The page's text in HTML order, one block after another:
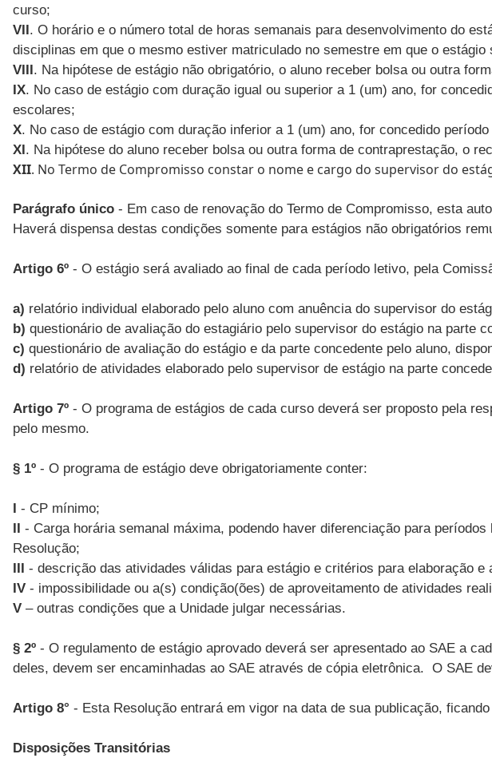
curso;
VII. O horário e o número total de horas semanais para desenvolvimento do
disciplinas em que o mesmo estiver matriculado no semestre em que o estágio
VIII. Na hipótese de estágio não obrigatório, o aluno receber bolsa ou outra
IX. No caso de estágio com duração igual ou superior a 1 (um) ano, for
escolares;
X. No caso de estágio com duração inferior a 1 (um) ano, for concedido
XI. Na hipótese do aluno receber bolsa ou outra forma de contraprestação, o
XII. No Termo de Compromisso constar o nome e cargo do supervisor do
Parágrafo único - Em caso de renovação do Termo de Compromisso, esta
Haverá dispensa destas condições somente para estágios não obrigatórios
Artigo 6º - O estágio será avaliado ao final de cada período letivo, pela
a) relatório individual elaborado pelo aluno com anuência do supervisor do
b) questionário de avaliação do estagiário pelo supervisor do estágio na parte
c) questionário de avaliação do estágio e da parte concedente pelo aluno,
d) relatório de atividades elaborado pelo supervisor de estágio na parte
Artigo 7º - O programa de estágios de cada curso deverá ser proposto pela
pelo mesmo.
§ 1º - O programa de estágio deve obrigatoriamente conter:
I - CP mínimo;
II - Carga horária semanal máxima, podendo haver diferenciação para
Resolução;
III - descrição das atividades válidas para estágio e critérios para elaboração e
IV - impossibilidade ou a(s) condição(ões) de aproveitamento de atividades
V – outras condições que a Unidade julgar necessárias.
§ 2º - O regulamento de estágio aprovado deverá ser apresentado ao SAE a
deles, devem ser encaminhadas ao SAE através de cópia eletrônica. O SAE
Artigo 8° - Esta Resolução entrará em vigor na data de sua publicação,
Disposições Transitórias